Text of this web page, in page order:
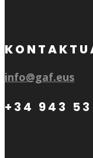
info@gaf.eus
+34 943